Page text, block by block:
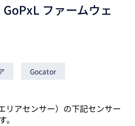
ファームウェ
Gocator
リアセンサー）の下記センサー